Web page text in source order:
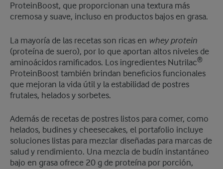
ProteinBoost, que proporcionan una textura más
cremosa y suave, incluso en productos bajos en grasa.
La mayoría de las recetas son ricas en whey protein
(proteína de suero), por lo que aportan altos niveles de
aminoácidos ramificados. Los ingredientes Nutrilac®
ProteinBoost también brindan beneficios funcionales
que mejoran la vida útil y la estabilidad de postres
frutales, helados y sorbetes.
Además de recetas de postres listos para comer, como
helados, budines y cheesecakes, el portafolio incluye
soluciones listas para mezclar diseñadas para marcas de
salud y rendimiento. Una mezcla de budín instantáneo
bajo en grasa ofrece 20 g de proteína por porción,